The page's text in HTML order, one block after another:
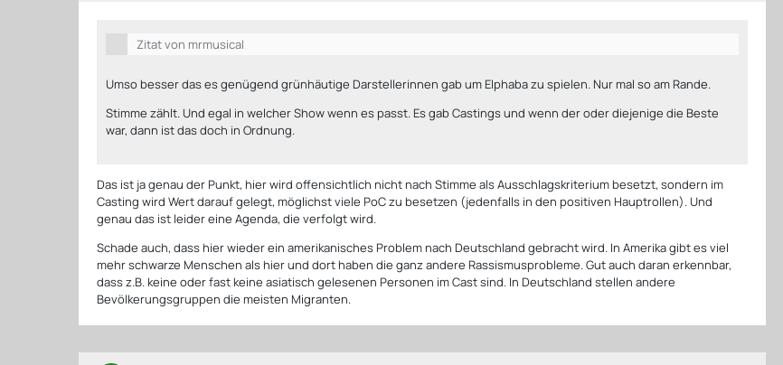
Zitat von mrmusical
Umso besser das es genügend grünhäutige Darstellerinnen gab um Elphaba zu spielen. Nur mal so am Rande.
Stimme zählt. Und egal in welcher Show wenn es passt. Es gab Castings und wenn der oder diejenige die Beste
war, dann ist das doch in Ordnung.
Das ist ja genau der Punkt, hier wird offensichtlich nicht nach Stimme als Ausschlagskriterium besetzt, sondern im
Casting wird Wert darauf gelegt, möglichst viele PoC zu besetzen (jedenfalls in den positiven Hauptrollen). Und
genau das ist leider eine Agenda, die verfolgt wird.
Schade auch, dass hier wieder ein amerikanisches Problem nach Deutschland gebracht wird. In Amerika gibt es viel
mehr schwarze Menschen als hier und dort haben die ganz andere Rassismusprobleme. Gut auch daran erkennbar,
dass z.B. keine oder fast keine asiatisch gelesenen Personen im Cast sind. In Deutschland stellen andere
Bevölkerungsgruppen die meisten Migranten.